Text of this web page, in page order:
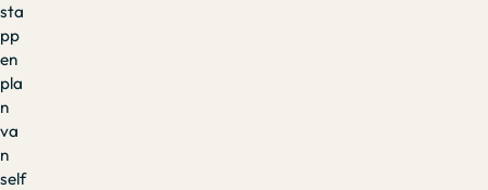
sta
pp
en
pla
n
va
n
self